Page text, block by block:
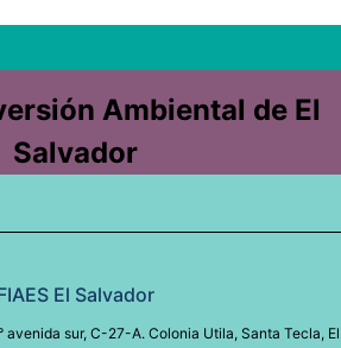
Ambiental de El
Salvador
El Salvador
avenida sur, C-27-A. Colonia Utila, Santa Tecla, El